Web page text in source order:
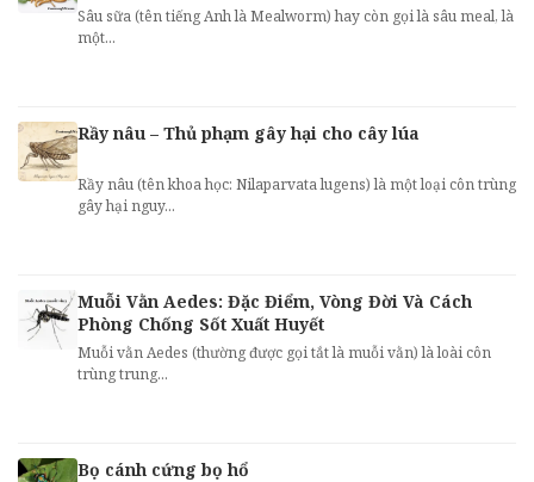
Sâu sữa (tên tiếng Anh là Mealworm) hay còn gọi là sâu meal, là
một...
Rầy nâu – Thủ phạm gây hại cho cây lúa
Rầy nâu (tên khoa học: Nilaparvata lugens) là một loại côn trùng
gây hại nguy...
Muỗi Vằn Aedes: Đặc Điểm, Vòng Đời Và Cách
Phòng Chống Sốt Xuất Huyết
Muỗi vằn Aedes (thường được gọi tắt là muỗi vằn) là loài côn
trùng trung...
Bọ cánh cứng bọ hổ